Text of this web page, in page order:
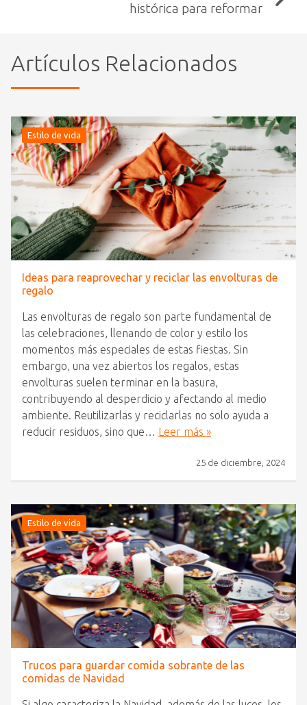
histórica para reformar
Artículos Relacionados
Estilo de vida
Ideas para reaprovechar y reciclar las envolturas de
regalo
Las envolturas de regalo son parte fundamental de
las celebraciones, llenando de color y estilo los
momentos más especiales de estas fiestas. Sin
embargo, una vez abiertos los regalos, estas
envolturas suelen terminar en la basura,
contribuyendo al desperdicio y afectando al medio
ambiente. Reutilizarlas y reciclarlas no solo ayuda a
reducir residuos, sino que…
Leer más »
25 de diciembre, 2024
Estilo de vida
Trucos para guardar comida sobrante de las
comidas de Navidad